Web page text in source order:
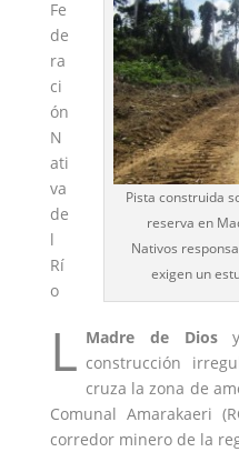
Pista construida
reserva en
Nativos
exigen un
L
Fe
de
ra
ci
ón
N
ati
va
de
l
Rí
o
Madre de Diosy
construcción
cruza la zona de
Comunal Amarakaeri (
corredor minero de la